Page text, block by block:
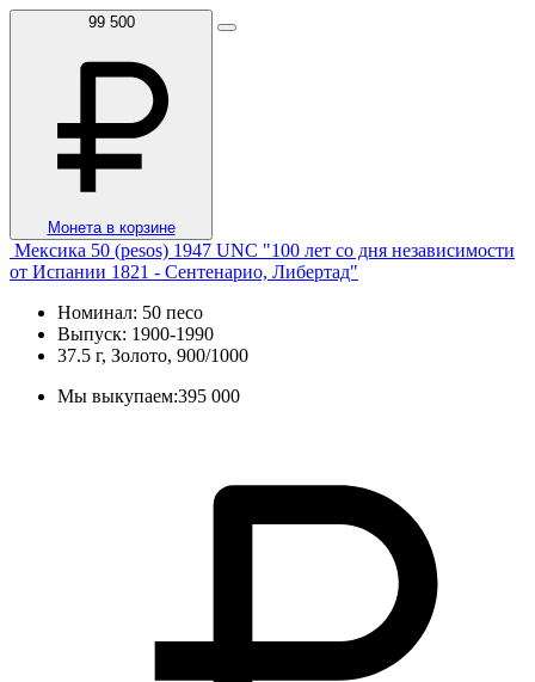
99 500
Монета в корзине
Мексика 50 (pesos) 1947 UNC "100 лет со дня независимости
от Испании 1821 - Сентенарио, Либертад"
Номинал: 50 песо
Выпуск: 1900-1990
37.5 г, Золото, 900/1000
Мы выкупаем:395 000